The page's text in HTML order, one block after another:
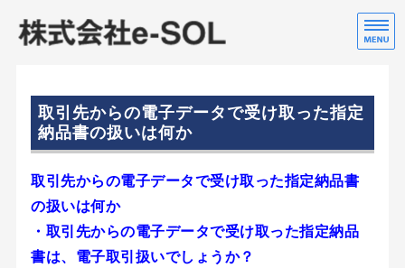
会社案内
取引先からの電子データで受け取った指定
納品書の扱いは何か
取引先からの電子データで受け取った指定納品書
の扱いは何か
・取引先からの電子データで受け取った指定納品
書は、電子取引扱いでしょうか？